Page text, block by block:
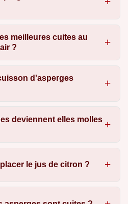
meilleures cuites au
?
d'asperges
deviennent elles molles
le jus de citron ?